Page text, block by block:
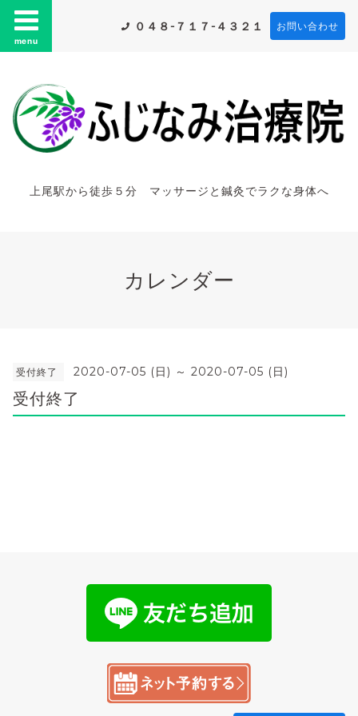
menu
０４８-７１７-４３２１ お問い合わせ
上尾駅から徒歩５分 マッサージと鍼灸でラクな身体へ
カレンダー
受付終了 2020-07-05 (日) ～ 2020-07-05 (日)
受付終了